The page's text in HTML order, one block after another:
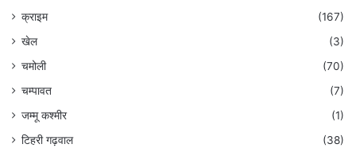
क्राइम
(167)
खेल
(3)
चमोली
(70)
चम्पावत
(7)
जम्मू कश्मीर
(1)
टिहरी गढ़वाल
(38)